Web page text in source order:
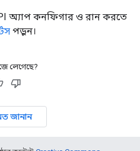
অ্যাপ কনফিগার ও রান করতে
পড়ুন।
লেগেছে?
জানান